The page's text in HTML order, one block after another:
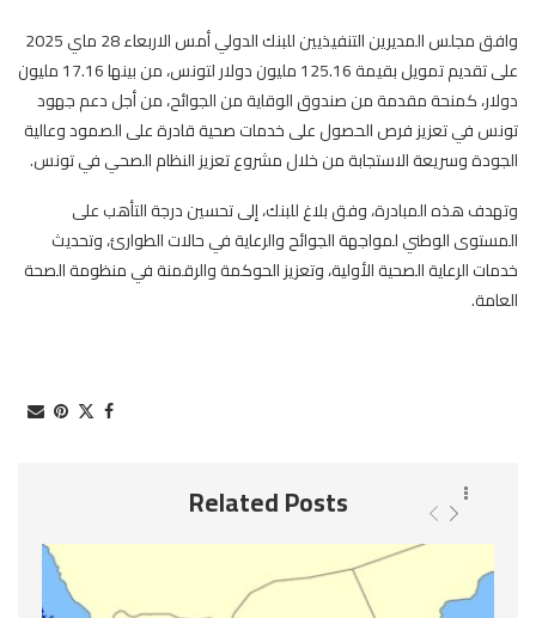
وافق مجلس المديرين التنفيذيين للبنك الدولي أمس الاربعاء 28 ماي 2025
على تقديم تمويل بقيمة 125.16 مليون دولار لتونس، من بينها 17.16 مليون
دولار، كمنحة مقدمة من صندوق الوقاية من الجوائح، من أجل دعم جهود
تونس في تعزيز فرص الحصول على خدمات صحية قادرة على الصمود وعالية
الجودة وسريعة الاستجابة من خلال مشروع تعزيز النظام الصحي في تونس.
وتهدف هذه المبادرة، وفق بلاغ للبنك، إلى تحسين درجة التأهب على
المستوى الوطني لمواجهة الجوائح والرعاية في حالات الطوارئ، وتحديث
خدمات الرعاية الصحية الأولية، وتعزيز الحوكمة والرقمنة في منظومة الصحة
العامة.
Related Posts